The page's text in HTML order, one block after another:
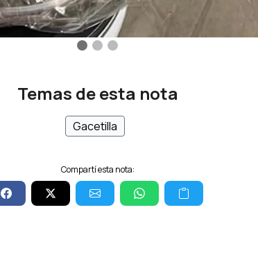
Temas de esta nota
Gacetilla
Compartí esta nota: